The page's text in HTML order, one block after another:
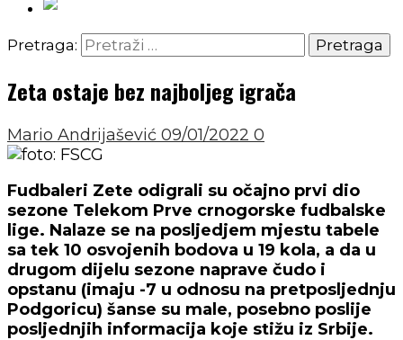
Pretraga:
Zeta ostaje bez najboljeg igrača
Mario Andrijašević 09/01/2022 0
Fudbaleri Zete odigrali su očajno prvi dio
sezone Telekom Prve crnogorske fudbalske
lige. Nalaze se na posljedjem mjestu tabele
sa tek 10 osvojenih bodova u 19 kola, a da u
drugom dijelu sezone naprave čudo i
opstanu (imaju -7 u odnosu na pretposljednju
Podgoricu) šanse su male, posebno poslije
posljednjih informacija koje stižu iz Srbije.